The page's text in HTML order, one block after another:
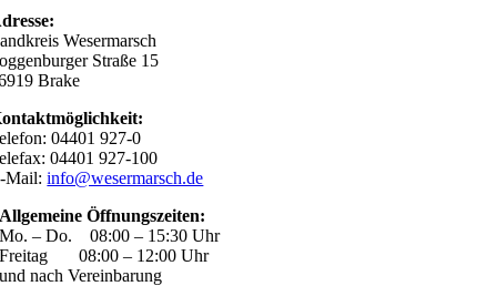
Wesermarsch
Straße 15
Brake
04401 927-0
04401 927-100
Mail:info@wesermarsch.de
Allgemeine Öffnungszeiten:
Mo. – Do. 08:00 – 15:30 Uhr
Freitag 08:00 – 12:00 Uhr
und nach Vereinbarung